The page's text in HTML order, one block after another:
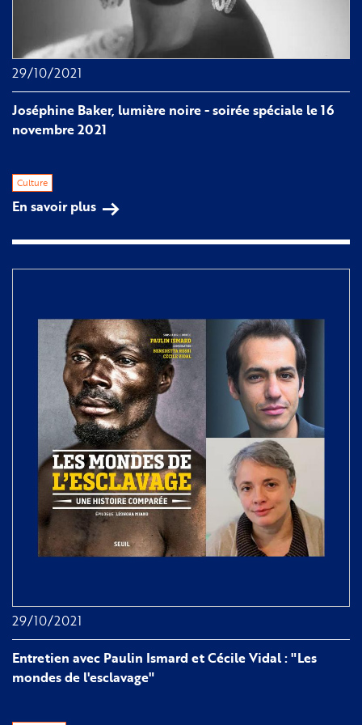
Joséphine Baker, lumière noire - soirée spéciale le 16
novembre 2021
Culture
29/10/2021
En savoir plus sur
Baker,
lumière
soirée
spéciale
le
16
novembre
2021
Entretien avec Paulin Ismard et Cécile Vidal : "Les
mondes de l'esclavage"
29/10/2021